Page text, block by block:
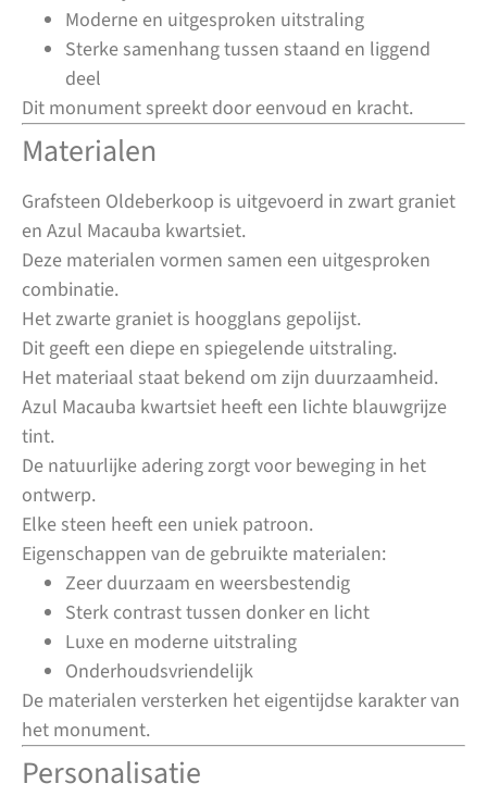
Moderne en uitgesproken uitstraling
Sterke samenhang tussen staand en liggend
deel
Dit monument spreekt door eenvoud en kracht.
Materialen
Grafsteen Oldeberkoop is uitgevoerd in zwart graniet
en Azul Macauba kwartsiet.
Deze materialen vormen samen een uitgesproken
combinatie.
Het zwarte graniet is hoogglans gepolijst.
Dit geeft een diepe en spiegelende uitstraling.
Het materiaal staat bekend om zijn duurzaamheid.
Azul Macauba kwartsiet heeft een lichte blauwgrijze
tint.
De natuurlijke adering zorgt voor beweging in het
ontwerp.
Elke steen heeft een uniek patroon.
Eigenschappen van de gebruikte materialen:
Zeer duurzaam en weersbestendig
Sterk contrast tussen donker en licht
Luxe en moderne uitstraling
Onderhoudsvriendelijk
De materialen versterken het eigentijdse karakter van
het monument.
Personalisatie